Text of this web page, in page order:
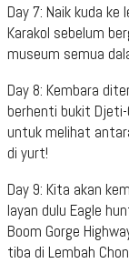
Day 7: Naik kuda
Karakol sebelum
museum semua
Day 8: Kembara
berhenti bukit Djeti-
untuk melihat
di yurt!
Day 9: Kita akan
layan dulu Eagle
Boom Gorge
tiba di Lembah